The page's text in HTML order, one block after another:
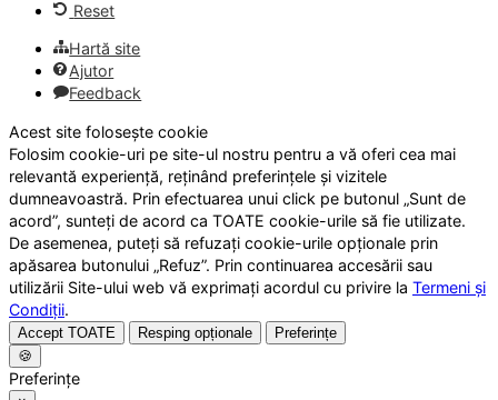
Reset
Hartă site
Ajutor
Feedback
Acest site folosește cookie
Folosim cookie-uri pe site-ul nostru pentru a vă oferi cea mai
relevantă experiență, reținând preferințele și vizitele
dumneavoastră. Prin efectuarea unui click pe butonul „Sunt de
acord”, sunteți de acord ca TOATE cookie-urile să fie utilizate.
De asemenea, puteți să refuzați cookie-urile opționale prin
apăsarea butonului „Refuz”. Prin continuarea accesării sau
utilizării Site-ului web vă exprimați acordul cu privire la Termeni și
Condiții.
Accept TOATE Resping opționale
Preferințe
🍪
Preferințe